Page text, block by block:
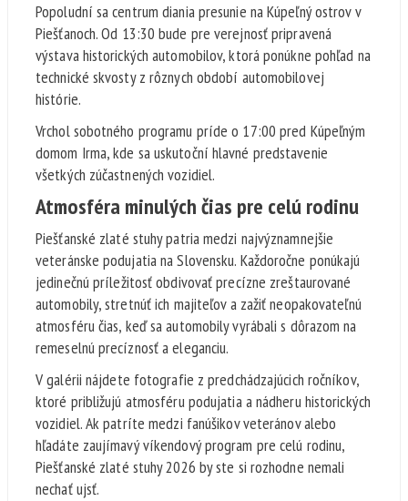
Popoludní sa centrum diania presunie na Kúpeľný ostrov v
Piešťanoch. Od 13:30 bude pre verejnosť pripravená
výstava historických automobilov, ktorá ponúkne pohľad na
technické skvosty z rôznych období automobilovej
histórie.
Vrchol sobotného programu príde o 17:00 pred Kúpeľným
domom Irma, kde sa uskutoční hlavné predstavenie
všetkých zúčastnených vozidiel.
Atmosféra minulých čias pre celú rodinu
Piešťanské zlaté stuhy patria medzi najvýznamnejšie
veteránske podujatia na Slovensku. Každoročne ponúkajú
jedinečnú príležitosť obdivovať precízne zreštaurované
automobily, stretnúť ich majiteľov a zažiť neopakovateľnú
atmosféru čias, keď sa automobily vyrábali s dôrazom na
remeselnú precíznosť a eleganciu.
V galérii nájdete fotografie z predchádzajúcich ročníkov,
ktoré približujú atmosféru podujatia a nádheru historických
vozidiel. Ak patríte medzi fanúšikov veteránov alebo
hľadáte zaujímavý víkendový program pre celú rodinu,
Piešťanské zlaté stuhy 2026 by ste si rozhodne nemali
nechať ujsť.